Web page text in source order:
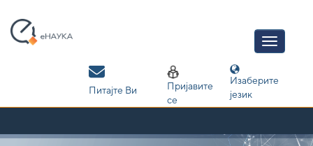
navigation
Питајте Ви
Пријавите
се
Изаберите
језик